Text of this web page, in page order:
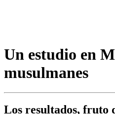
Un estudio en
musulmanes
Los resultados, fruto